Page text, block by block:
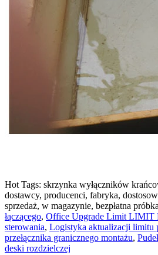
Hot Tags: skrzynka wyłączników
dostawcy, producenci, fabryka,
sprzedaż, w magazynie, bezpłatna
łączącego, Office Upgrade Limit LIMIT
sterowania, Logistyka aktualizacji limitu
przełącznika granicznego montażu,
deski rozdzielczej